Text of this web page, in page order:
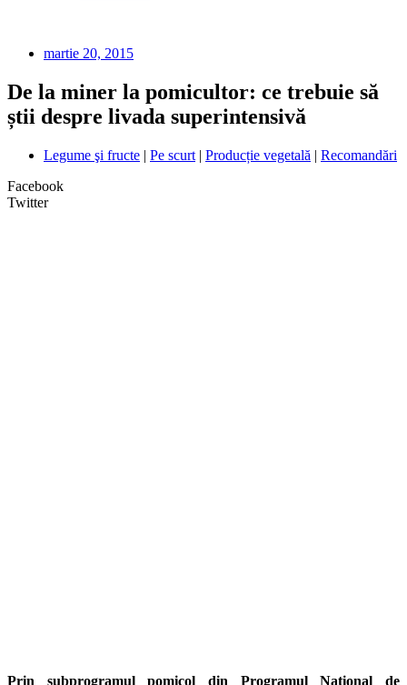
martie 20, 2015
De la miner la pomicultor: ce trebuie să
știi despre livada superintensivă
Legume şi fructe | Pe scurt | Producție vegetală | Recomandări
Facebook
Twitter
Prin subprogramul pomicol din Programul Național de